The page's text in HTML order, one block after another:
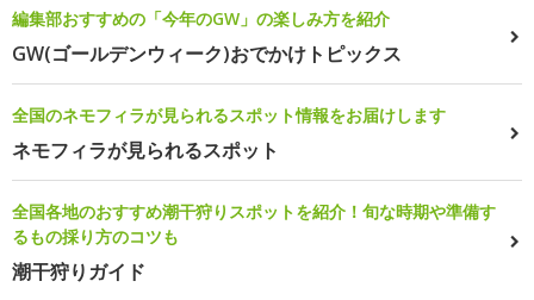
編集部おすすめの「今年のGW」の楽しみ方を紹介
GW(ゴールデンウィーク)おでかけトピックス
全国のネモフィラが見られるスポット情報をお届けします
ネモフィラが見られるスポット
全国各地のおすすめ潮干狩りスポットを紹介！旬な時期や準備す
るもの採り方のコツも
潮干狩りガイド